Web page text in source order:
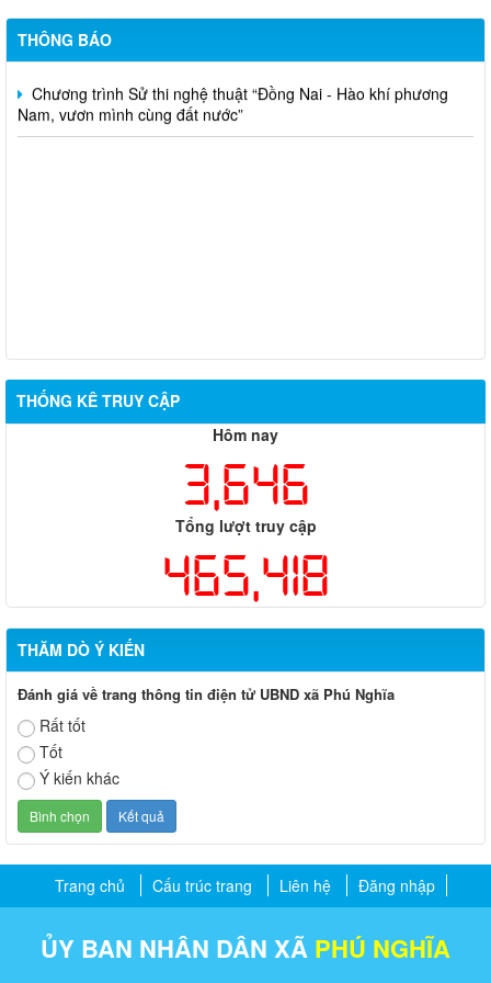
THÔNG BÁO
Thông báo gia hạn thời gian nhận tác phẩm tham dự Cuộc thi
và Triển lãm Mỹ thuật ứng dụng toàn quốc Lần thứ 6
Chương trình Sử thi nghệ thuật “Đồng Nai - Hào khí phương
Nam, vươn mình cùng đất nước”
THỐNG KÊ TRUY CẬP
Hôm nay
3,646
Tổng lượt truy cập
465,418
THĂM DÒ Ý KIẾN
Đánh giá về trang thông tin điện tử UBND xã Phú Nghĩa
Rất tốt
Tốt
Ý kiến khác
Trang chủ Cấu trúc trang Liên hệ Đăng nhập
ỦY BAN NHÂN DÂN XÃ PHÚ NGHĨA